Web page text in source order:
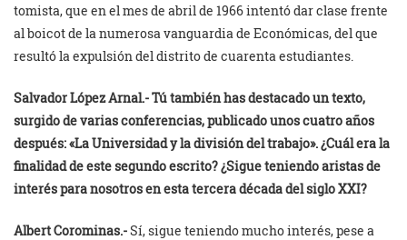
tomista, que en el mes de abril de 1966 intentó dar clase frente
al boicot de la numerosa vanguardia de Económicas, del que
resultó la expulsión del distrito de cuarenta estudiantes.
Salvador López Arnal.-Tú también has destacado un texto,
surgido de varias conferencias, publicado unos cuatro años
después: «La Universidad y la división del trabajo». ¿Cuál era la
finalidad de este segundo escrito? ¿Sigue teniendo aristas de
interés para nosotros en esta tercera década del siglo XXI?
Albert Corominas.-Sí, sigue teniendo mucho interés, pese a